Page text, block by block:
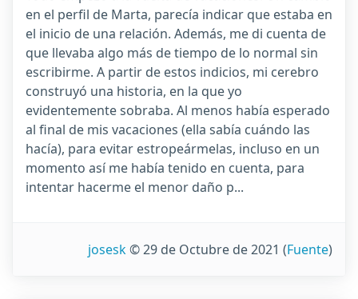
en el perfil de Marta, parecía indicar que estaba en
el inicio de una relación. Además, me di cuenta de
que llevaba algo más de tiempo de lo normal sin
escribirme. A partir de estos indicios, mi cerebro
construyó una historia, en la que yo
evidentemente sobraba. Al menos había esperado
al final de mis vacaciones (ella sabía cuándo las
hacía), para evitar estropeármelas, incluso en un
momento así me había tenido en cuenta, para
intentar hacerme el menor daño p...
josesk© 29 de Octubre de 2021 (Fuente)